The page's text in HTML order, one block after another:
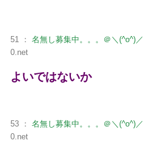
51 ： 名無し募集中。。。＠＼(^o^)／
0.net
よいではないか
53 ： 名無し募集中。。。＠＼(^o^)／
0.net